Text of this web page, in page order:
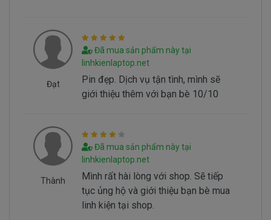
Hình nhận biết pin dell Inspiron 5767 bi hư
Batery Dell Inspiron 5767 tai sao hư
có 2 nguyên nhân sau đây.
- Pin có vòng đời của nó thông thường sau
1000 lần nạp xả thì pin dell sẻ giảm tuổi thọ pin
==> Pin sẻ bị hư
- Nguyên nhân do chúng ta sài không đúng
cách dẫn đến pin bị hư… Không đúng cách là như
Đạt
Đã mua sản phẩm này tại
linhkienlaptop.net
Pin đẹp. Dịch vụ tận tình, mình sẽ
giới thiệu thêm với bạn bè 10/10
Thành
Đã mua sản phẩm này tại
linhkienlaptop.net
Mình rất hài lòng với shop. Sẽ tiếp
tục ủng hộ và giới thiệu bạn bè mua
linh kiện tại shop.